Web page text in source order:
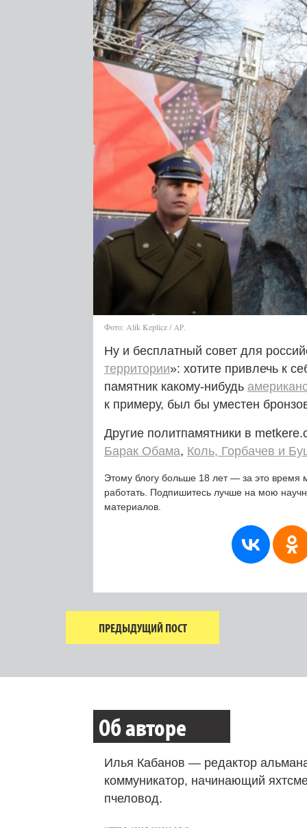
Фото: Alik Keplicz / AP
Ну и бесплатный совет для
территории»: хотите привлечь к
памятник какому-нибудь
к примеру, был бы уместен
Другие политпамятники в
Барак Обама, Коль, Горбачев и
Этому блогу больше 18 лет — за это время
работать. Подпишитесь лучше на мою
материалов.
ПРЕДЫДУЩИЙ ПОСТ
Об авторе
Илья Кабанов — редактор
коммуникатор, начинающий
пчеловод.